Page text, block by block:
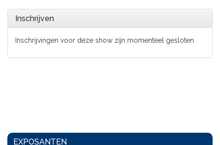
Inschrijven
Inschrijvingen voor deze show zijn momenteel gesloten
EXPOSANTEN